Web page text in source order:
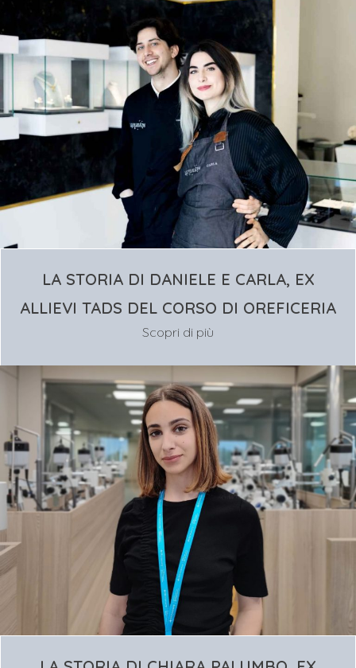
LA STORIA DI DANIELE E CARLA, EX
ALLIEVI TADS DEL CORSO DI OREFICERIA
Scopri di più